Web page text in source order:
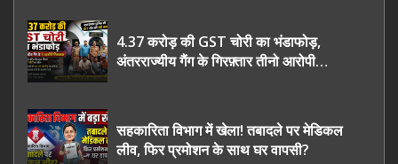
4.37 करोड़ की GST चोरी का भंडाफोड़,
अंतरराज्यीय गैंग के गिरफ़्तार तीनो आरोपी
सहकारिता विभाग में खेला! तबादले पर मेडिकल
लीव, फिर प्रमोशन के साथ घर वापसी?